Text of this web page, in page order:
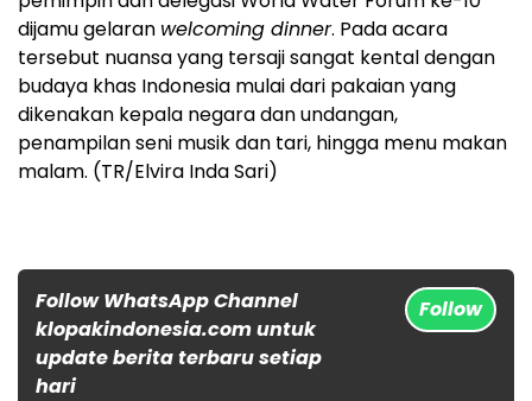
dijamu gelaran welcoming dinner. Pada acara
tersebut nuansa yang tersaji sangat kental dengan
budaya khas Indonesia mulai dari pakaian yang
dikenakan kepala negara dan undangan,
penampilan seni musik dan tari, hingga menu makan
malam. (TR/Elvira Inda Sari)
Follow WhatsApp Channel
klopakindonesia.com untuk
update berita terbaru setiap
hari
Follow